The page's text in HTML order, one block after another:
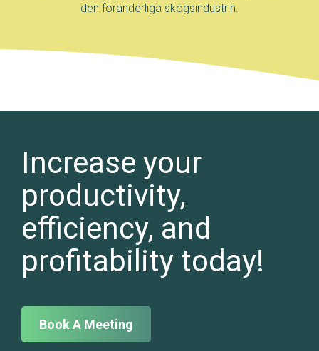
den föränderliga skogsindustrin.
Increase your
productivity,
efficiency, and
profitability today!
Book A Meeting